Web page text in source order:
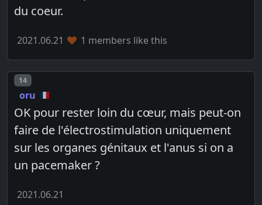
du coeur.
2021.06.21 1 members like this
Post number
14
oru
OK pour rester loin du cœur, mais peut-on
faire de l'électrostimulation uniquement
sur les organes génitaux et l'anus si on a
un pacemaker ?
2021.06.21